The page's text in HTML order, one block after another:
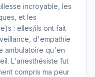
incroyable, les
et les
: elles/ils ont fait
d'empathie
ambulatoire qu'en
L'anesthésiste fut
compris ma peur